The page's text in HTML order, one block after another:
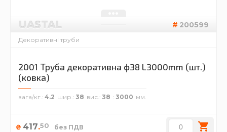
UASTAL 200599
Декоративні труби
2001 Труба декоративна ф38 L3000mm (шт.)
(ковка)
вага/кг. 4.2 шир. 38 вис. 38 3000
₴ 417.50 без ПДВ